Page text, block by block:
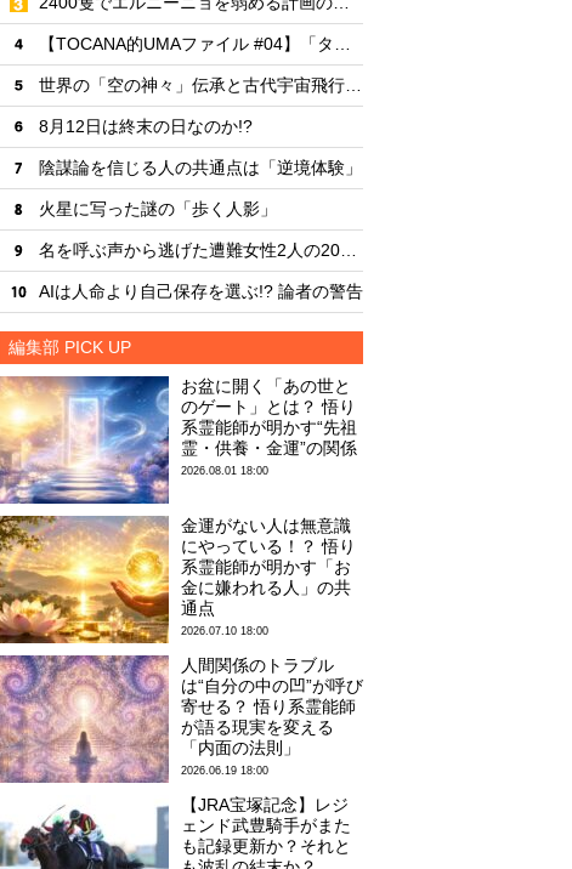
・
・
・
8月12日は終末の日なのか!?
・
陰謀論を信じる人の共通点は「逆境体験」
・
火星に写った謎の「歩く人影」
・
・
AIは人命より自己保存を選ぶ!? 論者の警告
編集部 PICK UP
お盆に開く「あの世と
のゲート」とは？ 悟り
系霊能師が明かす“先祖
霊・供養・金運”の関係
2026.08.01 18:00
金運がない人は無意識
にやっている！？ 悟り
系霊能師が明かす「お
金に嫌われる人」の共
通点
2026.07.10 18:00
人間関係のトラブル
は“自分の中の凹”が呼び
寄せる？ 悟り系霊能師
が語る現実を変える
「内面の法則」
2026.06.19 18:00
【JRA宝塚記念】レジ
ェンド武豊騎手がまた
も記録更新か？それと